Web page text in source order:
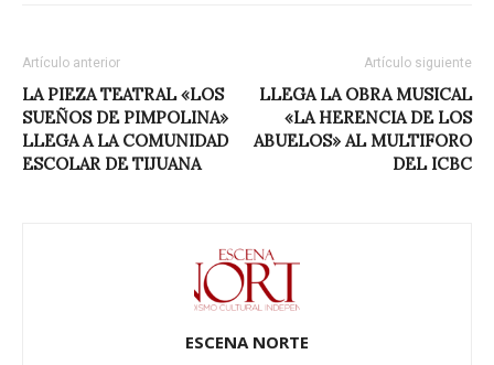
Artículo anterior
LA PIEZA TEATRAL «LOS
SUEÑOS DE PIMPOLINA»
LLEGA A LA COMUNIDAD
ESCOLAR DE TIJUANA
Artículo siguiente
LLEGA LA OBRA MUSICAL
«LA HERENCIA DE LOS
ABUELOS» AL MULTIFORO
DEL ICBC
ESCENA NORTE